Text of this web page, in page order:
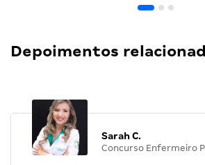
Depoimentos
Sarah C.
Concurso Enfermeiro